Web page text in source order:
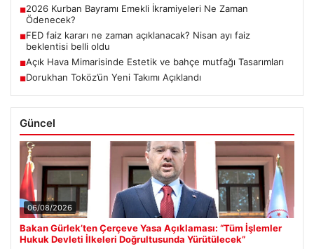
■2026 Kurban Bayramı Emekli İkramiyeleri Ne Zaman
Ödenecek?
■FED faiz kararı ne zaman açıklanacak? Nisan ayı faiz
beklentisi belli oldu
■Açık Hava Mimarisinde Estetik ve bahçe mutfağı Tasarımları
■Dorukhan Toköz’ün Yeni Takımı Açıklandı
Güncel
06/08/2026
Bakan Gürlek’ten Çerçeve Yasa Açıklaması: “Tüm İşlemler
Hukuk Devleti İlkeleri Doğrultusunda Yürütülecek”